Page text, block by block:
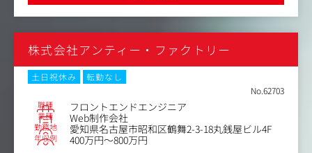
株式会社アンティー・ファクトリー
土日祝休み
転勤なし
No.62703
職種 フロントエンドエンジニア
業種 Web制作会社
勤務地 愛知県名古屋市昭和区鶴舞2-3-18丸銭屋ビル4F
年収例
400万円～800万円